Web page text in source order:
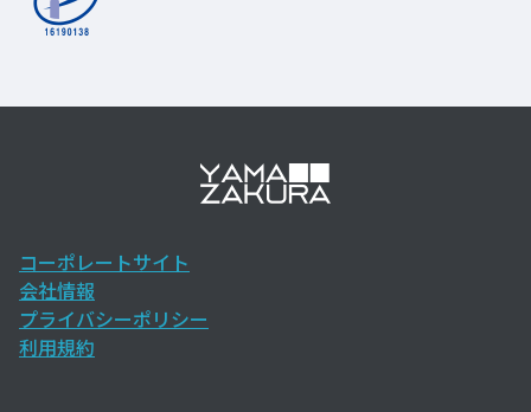
コーポレートサイト
会社情報
プライバシーポリシー
利用規約